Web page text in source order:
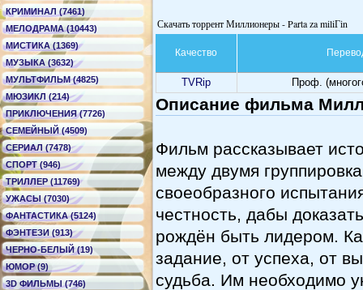
КРИМИНАЛ (7461)
МЕЛОДРАМА (10443)
МИСТИКА (1369)
МУЗЫКА (3632)
МУЛЬТФИЛЬМ (4825)
МЮЗИКЛ (214)
ПРИКЛЮЧЕНИЯ (7726)
СЕМЕЙНЫЙ (4509)
СЕРИАЛ (7478)
СПОРТ (946)
ТРИЛЛЕР (11769)
УЖАСЫ (7030)
ФАНТАСТИКА (5124)
ФЭНТЕЗИ (913)
ЧЕРНО-БЕЛЫЙ (19)
ЮМОР (9)
3D ФИЛЬМЫ (746)
Скачать торрент Миллионеры - Parta za miliГіn
Качество
TVRip Проф.
Описание фильма
Фильм рассказывает
между двумя
своеобразного
честность, дабы
рождён быть лидером.
задание, от успеха, от
судьба. Им необходимо